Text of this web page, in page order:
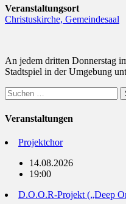
Veranstaltungsort
Christuskirche, Gemeindesaal
An jedem dritten Donnerstag
Stadtspiel in der Umgebung
Suchen
nach:
Veranstaltungen
Projektchor
14.08.2026
19:00
D.O.O.R-Projekt („Deep